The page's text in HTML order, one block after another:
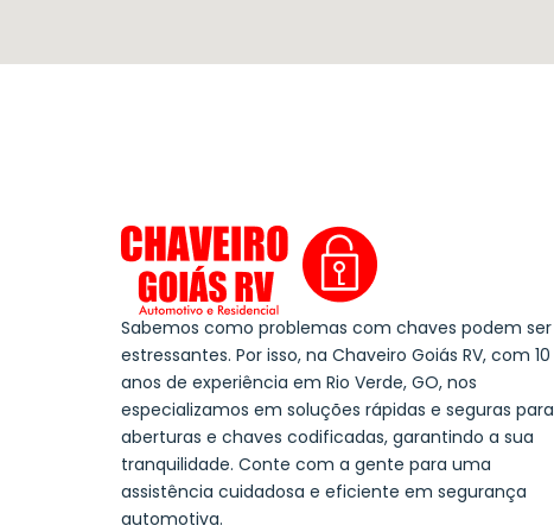
Sabemos como problemas com chaves podem ser
estressantes. Por isso, na Chaveiro Goiás RV, com 10
anos de experiência em Rio Verde, GO, nos
especializamos em soluções rápidas e seguras para
aberturas e chaves codificadas, garantindo a sua
tranquilidade. Conte com a gente para uma
assistência cuidadosa e eficiente em segurança
automotiva.